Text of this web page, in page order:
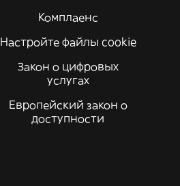
Комплаенс
Настройте файлы cookie
Закон о цифровых
услугах
Европейский закон о
доступности